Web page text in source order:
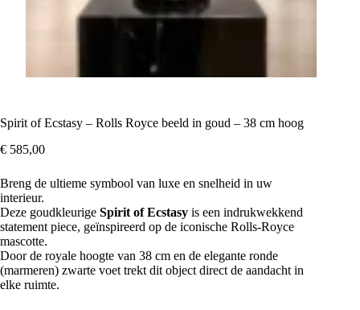
Spirit of Ecstasy – Rolls Royce beeld in goud – 38 cm hoog
€ 585,00
Breng de ultieme symbool van luxe en snelheid in uw
interieur.
Deze goudkleurige Spirit of Ecstasy is een indrukwekkend
statement piece, geïnspireerd op de iconische Rolls-Royce
mascotte.
Door de royale hoogte van 38 cm en de elegante ronde
(marmeren) zwarte voet trekt dit object direct de aandacht in
elke ruimte.